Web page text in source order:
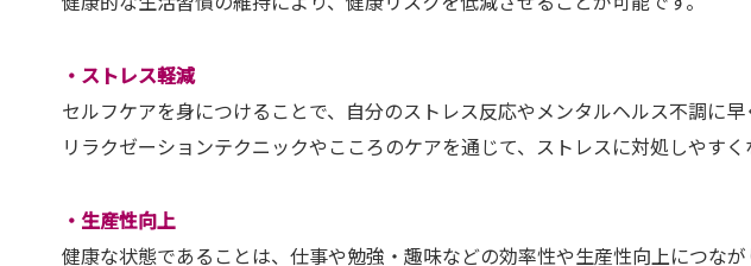
・ストレス軽減
セルフケアを身につけることで、自分のストレス反応やメンタルヘルス不調に早
リラクゼーションテクニックやこころのケアを通じて、ストレスに対処しやすく
・生産性向上
健康な状態であることは、仕事や勉強・趣味などの効率性や生産性向上につなが